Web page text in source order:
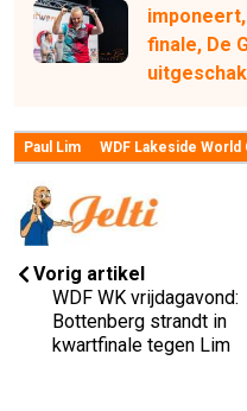
finale, De
Paul Lim WDF Lakeside World
Vorig artikel
WDF WK vrijdagavond:
Bottenberg strandt in
kwartfinale tegen Lim